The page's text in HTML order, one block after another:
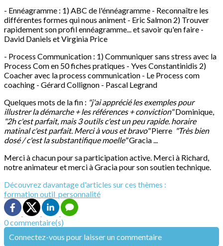
- Ennéagramme : 1) ABC de l'énnéagramme - Reconnaître les
différentes formes qui nous animent - Eric Salmon 2) Trouver
rapidement son profil ennéagramme... et savoir qu'en faire -
David Daniels et Virginia Price
- Process Communication : 1) Communiquer sans stress avec la
Process Com en 50 fiches pratiques - Yves Constantinidis 2)
Coacher avec la process communication - Le Process com
coaching - Gérard Collignon - Pascal Legrand
Quelques mots de la fin : "j'ai apprécié les exemples pour
illustrer la démarche + les références + conviction"Dominique,
"2h c'est parfait, mais 3 outils c'est un peu rapide. horaire
matinal c'est parfait. Merci à vous et bravo"Pierre "Très bien
dosé / c'est la substantifique moelle"Gracia ...
Merci à chacun pour sa participation active. Merci à Richard,
notre animateur et merci à Gracia pour son soutien technique.
Découvrez davantage d'articles sur ces thèmes :
formationoutil_personnalité
0 commentaire(s)
Connectez-vous pour laisser un commentaire